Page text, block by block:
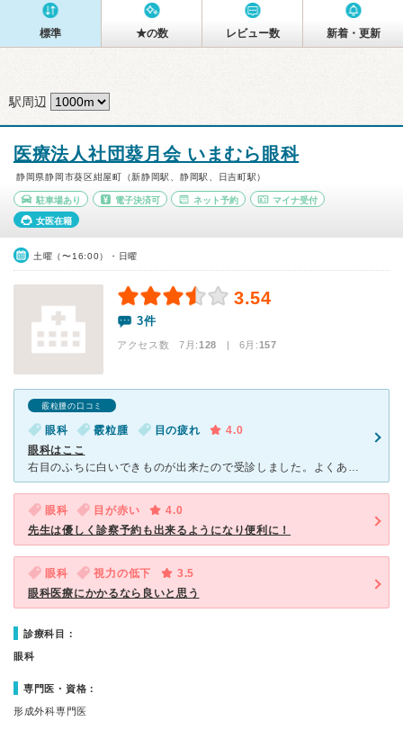
標準 ★の数 レビュー数 新着・更新
駅周辺
医療法人社団葵月会 いまむら眼科
静岡県静岡市葵区紺屋町（新静岡駅、静岡駅、日吉町駅）
駐車場あり 電子決済可 ネット予約 マイナ受付
女医在籍
土曜（〜16:00）・日曜
3.54
3件
アクセス数 7月:128 | 6月:157
霰粒腫の口コミ
眼科 霰粒腫 目の疲れ
4.0
眼科はここ
右目のふちに白いできものが出来たので受診しました。よくある脂肪のかたまりよりも大きく、痛みがなかったので2ヶ月ほどそのままにしておいたら腫れて痛みも出てきてしまっていました。 街中にある眼科
眼科 目が赤い
4.0
先生は優しく診察予約も出来るようになり便利に！
眼科 視力の低下
3.5
眼科医療にかかるなら良いと思う
診療科目：
眼科
専門医・資格：
形成外科専門医